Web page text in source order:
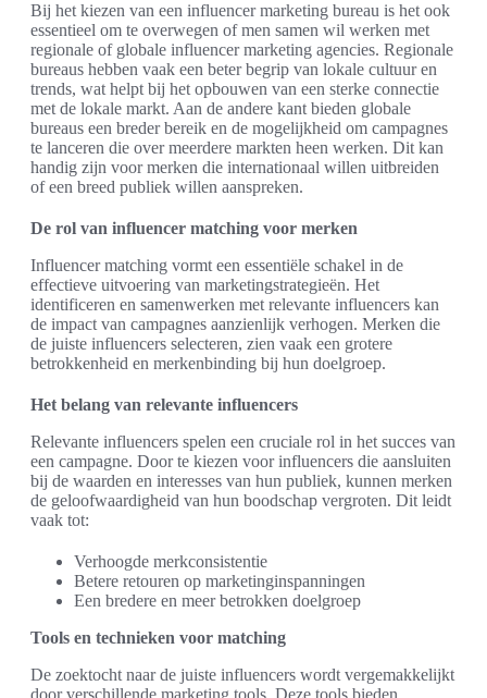
Bij het kiezen van een influencer marketing bureau is het ook
essentieel om te overwegen of men samen wil werken met
regionale of globale influencer marketing agencies. Regionale
bureaus hebben vaak een beter begrip van lokale cultuur en
trends, wat helpt bij het opbouwen van een sterke connectie
met de lokale markt. Aan de andere kant bieden globale
bureaus een breder bereik en de mogelijkheid om campagnes
te lanceren die over meerdere markten heen werken. Dit kan
handig zijn voor merken die internationaal willen uitbreiden
of een breed publiek willen aanspreken.
De rol van influencer matching voor merken
Influencer matching vormt een essentiële schakel in de
effectieve uitvoering van marketingstrategieën. Het
identificeren en samenwerken met relevante influencers kan
de impact van campagnes aanzienlijk verhogen. Merken die
de juiste influencers selecteren, zien vaak een grotere
betrokkenheid en merkenbinding bij hun doelgroep.
Het belang van relevante influencers
Relevante influencers spelen een cruciale rol in het succes van
een campagne. Door te kiezen voor influencers die aansluiten
bij de waarden en interesses van hun publiek, kunnen merken
de geloofwaardigheid van hun boodschap vergroten. Dit leidt
vaak tot:
Verhoogde merkconsistentie
Betere retouren op marketinginspanningen
Een bredere en meer betrokken doelgroep
Tools en technieken voor matching
De zoektocht naar de juiste influencers wordt vergemakkelijkt